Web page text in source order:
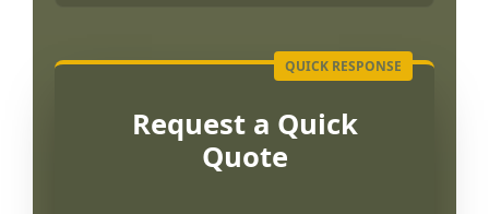
Request a Quick
Quote